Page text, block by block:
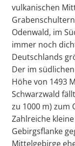
vulkanischen
Odenwald, im
immer noch
Deutschlands
Der im
Höhe von 1493
Schwarzwald
zu 1000 m) zum
Zahlreiche
Gebirgsflanke
Mittelgebirge